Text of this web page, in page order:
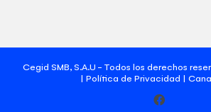
Cegid SMB, S.A.U - Todos los derechos
| Política de Privacidad |
Facebook